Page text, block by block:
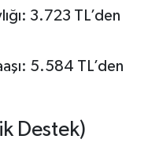
3.723 TL’den
5.584 TL’den
Destek)